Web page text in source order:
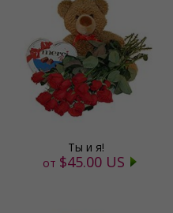
Ты и я!
от $45.00 US